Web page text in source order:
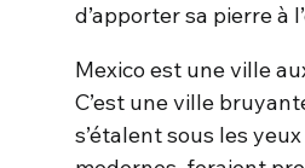
d’apporter sa pierre à
Mexico est une ville
C’est une ville
s’étalent sous les